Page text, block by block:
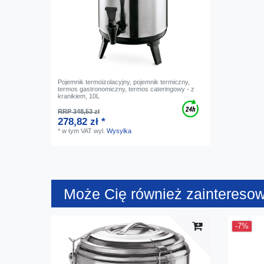
Pojemnik termoizolacyjny, pojemnik termiczny,
termos gastronomiczny, termos cateringowy - z
kranikiem, 10L
RRP 348,53 zł
278,82 zł *
*w tym VAT wyl.Wysylka
Może Cię również
-7%